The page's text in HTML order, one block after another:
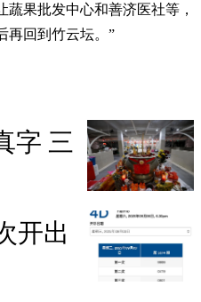
果批发中心和善济医社等，
再回到竹云坛。”
字 三
开出